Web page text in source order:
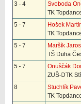
3 - 4
Svoboda
TK
5 - 7
Hošek
TK
5 - 7
Maršík
TŠ Duha
5 - 7
Onuščák
ZUŠ-DTK
8
Stuchlík
TK